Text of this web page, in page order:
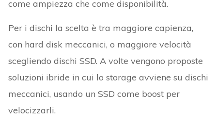
come ampiezza che come disponibilità.
Per i dischi la scelta è tra maggiore capienza,
con hard disk meccanici, o maggiore velocità
scegliendo dischi SSD. A volte vengono proposte
soluzioni ibride in cui lo storage avviene su dischi
meccanici, usando un SSD come boost per
velocizzarli.